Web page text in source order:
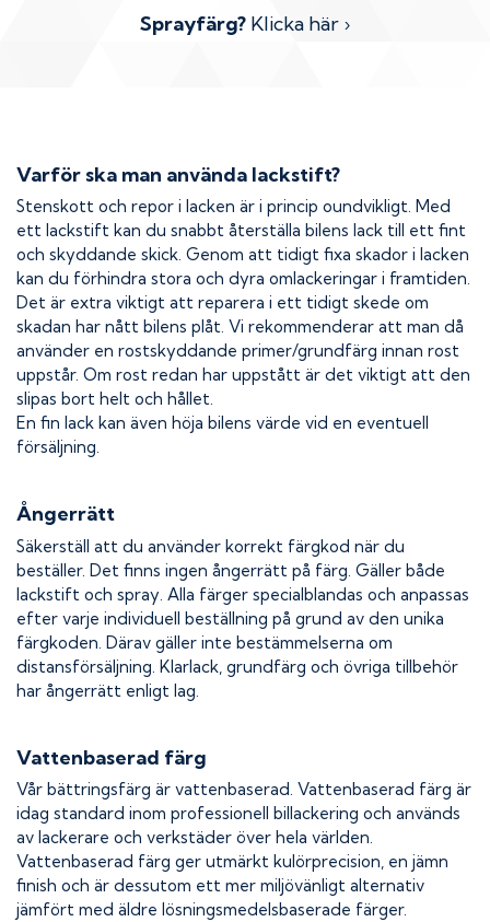
Sprayfärg? Klicka här ›
Varför ska man använda lackstift?
Stenskott och repor i lacken är i princip oundvikligt. Med
ett lackstift kan du snabbt återställa bilens lack till ett fint
och skyddande skick. Genom att tidigt fixa skador i lacken
kan du förhindra stora och dyra omlackeringar i framtiden.
Det är extra viktigt att reparera i ett tidigt skede om
skadan har nått bilens plåt. Vi rekommenderar att man då
använder en rostskyddande primer/grundfärg innan rost
uppstår. Om rost redan har uppstått är det viktigt att den
slipas bort helt och hållet.
En fin lack kan även höja bilens värde vid en eventuell
försäljning.
Ångerrätt
Säkerställ att du använder korrekt färgkod när du
beställer. Det finns ingen ångerrätt på färg. Gäller både
lackstift och spray. Alla färger specialblandas och anpassas
efter varje individuell beställning på grund av den unika
färgkoden. Därav gäller inte bestämmelserna om
distansförsäljning. Klarlack, grundfärg och övriga tillbehör
har ångerrätt enligt lag.
Vattenbaserad färg
Vår bättringsfärg är vattenbaserad. Vattenbaserad färg är
idag standard inom professionell billackering och används
av lackerare och verkstäder över hela världen.
Vattenbaserad färg ger utmärkt kulörprecision, en jämn
finish och är dessutom ett mer miljövänligt alternativ
jämfört med äldre lösningsmedelsbaserade färger.